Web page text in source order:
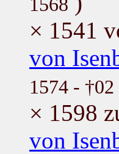
1568
× 1541
von
1574 -
× 1598
von